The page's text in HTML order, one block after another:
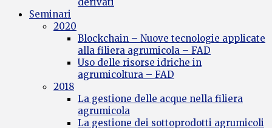
Seminari
2020
Blockchain – Nuove tecnologie applicate
alla filiera agrumicola – FAD
Uso delle risorse idriche in
agrumicoltura – FAD
2018
La gestione delle acque nella filiera
agrumicola
La gestione dei sottoprodotti agrumicoli